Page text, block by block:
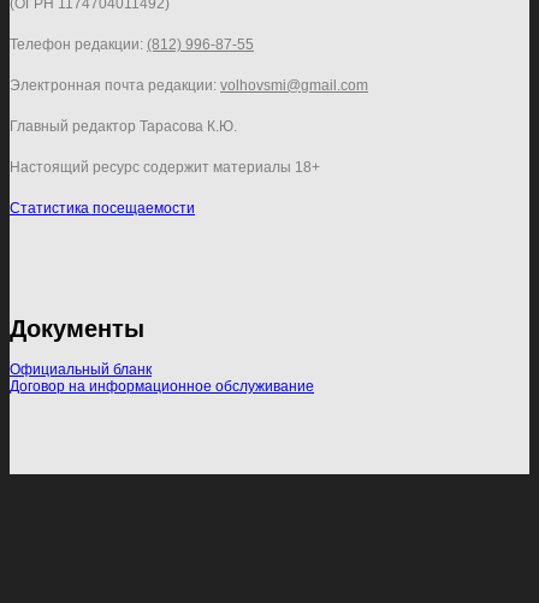
(ОГРН 1174704011492)
Телефон редакции: (812) 996-87-55
Электронная почта редакции: volhovsmi@gmail.com
Главный редактор Тарасова К.Ю.
Настоящий ресурс содержит материалы 18+
Статистика посещаемости
Документы
Официальный бланк
Договор на информационное обслуживание